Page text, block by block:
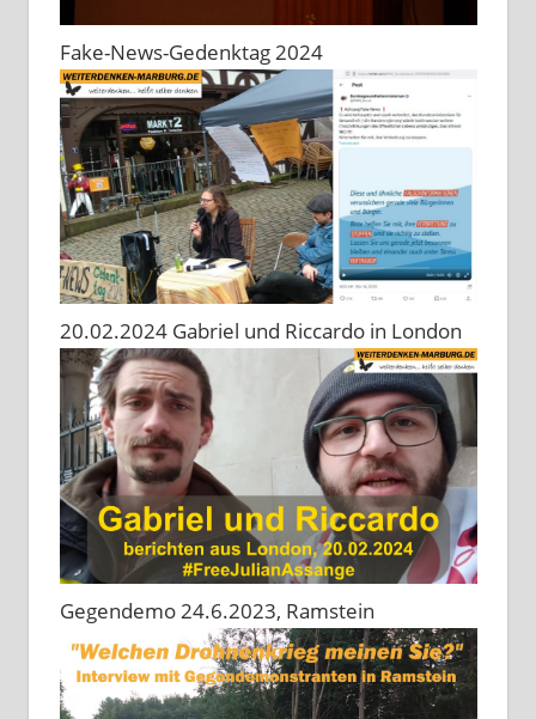
Fake-News-Gedenktag 2024
20.02.2024 Gabriel und Riccardo in London
Gegendemo 24.6.2023, Ramstein